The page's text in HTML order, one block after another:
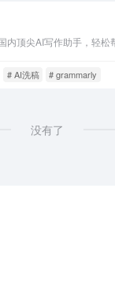
# AI洗稿 # grammarly
没有了